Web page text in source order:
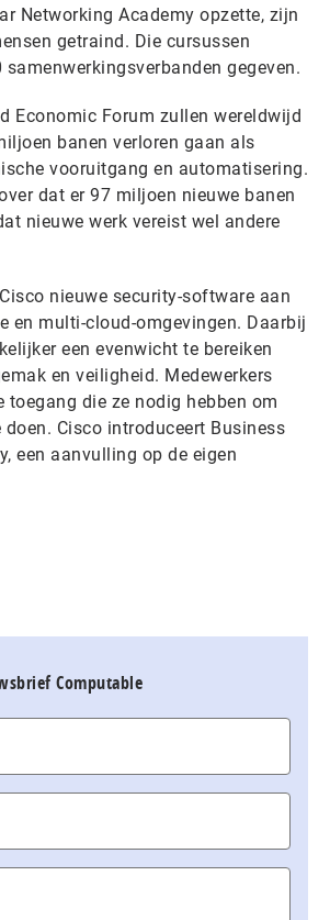
Networking Academy opzette, zijn
getraind. Die cursussen
gegeven.
Economic Forum zullen wereldwijd
banen verloren gaan als
vooruitgang en automatisering.
dat er 97 miljoen nieuwe banen
nieuwe werk vereist wel andere
nieuwe security-software aan
en multi-cloud-omgevingen. Daarbij
een evenwicht te bereiken
en veiligheid. Medewerkers
toegang die ze nodig hebben om
doen. Cisco introduceert Business
een aanvulling op de eigen
Computable